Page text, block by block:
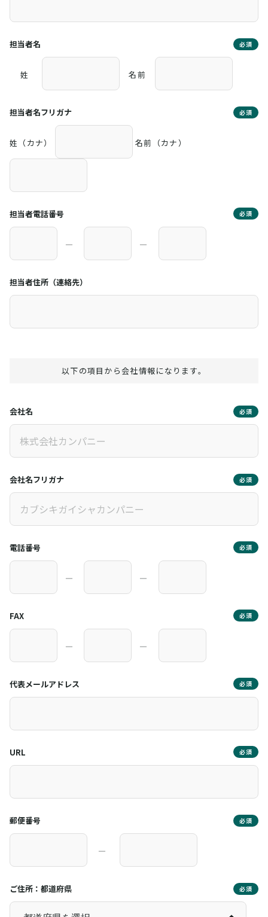
担当者名 必須
姓 名前
担当者名フリガナ 必須
姓（カナ） 名前（カナ）
担当者電話番号 必須
― ―
担当者住所（連絡先）
以下の項目から会社情報になります。
会社名 必須
会社名フリガナ 必須
電話番号 必須
― ―
FAX 必須
― ―
代表メールアドレス 必須
URL 必須
郵便番号 必須
―
ご住所：都道府県 必須